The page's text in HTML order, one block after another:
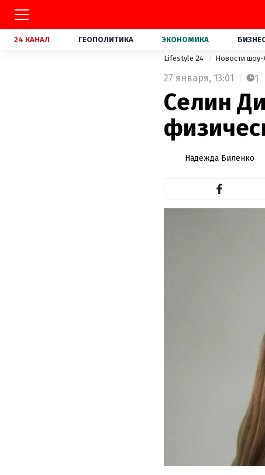
24 КАНАЛ ГЕОПОЛИТИКА ЭКОНОМИКА
Lifestyle 24 Новости шоу-
27 января, 13:01 1
Селин
Надежда Биленко